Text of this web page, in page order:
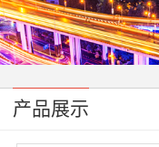
产品展示